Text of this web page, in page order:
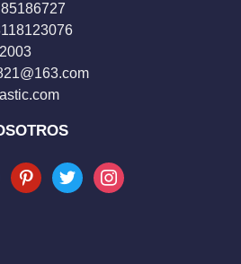
pinteresttwitter instagram